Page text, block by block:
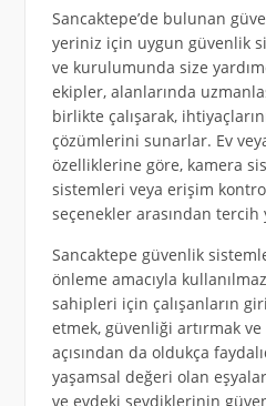
Sancaktepe’de bulunan
yeriniz için uygun güvenlik
ve kurulumunda size
ekipler, alanlarında
birlikte çalışarak,
çözümlerini sunarlar. Ev
özelliklerine göre, kamera
sistemleri veya erişim
seçenekler arasından
Sancaktepe güvenlik
önleme amacıyla
sahipleri için çalışanların
etmek, güvenliği artırmak ve
açısından da oldukça
yaşamsal değeri olan
ve evdeki sevdiklerinin